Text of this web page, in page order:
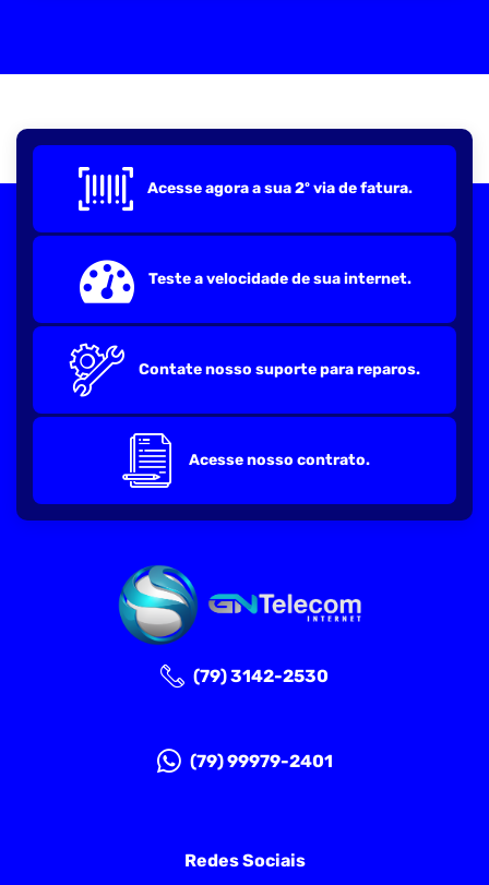
Acesse agora a sua 2º via de fatura.
Teste a velocidade de sua internet.
Contate nosso suporte para reparos.
Acesse nosso contrato.
(79) 3142-2530
(79) 99979-2401
Redes Sociais